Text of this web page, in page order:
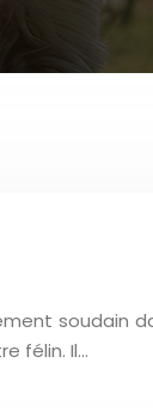
soudain
félin. Il…